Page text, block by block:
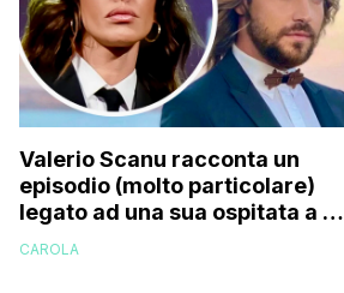
Valerio Scanu racconta un
episodio (molto particolare)
legato ad una sua ospitata a Le
Iene mai andata in onda: “Belen
CAROLA